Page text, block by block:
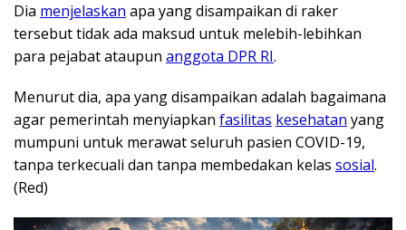
Dia menjelaskan apa yang disampaikan di raker
tersebut tidak ada maksud untuk melebih-lebihkan
para pejabat ataupun anggota DPR RI.
Menurut dia, apa yang disampaikan adalah bagaimana
agar pemerintah menyiapkan fasilitas kesehatan yang
mumpuni untuk merawat seluruh pasien COVID-19,
tanpa terkecuali dan tanpa membedakan kelas sosial.
(Red)